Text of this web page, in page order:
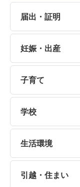
届出・証明
妊娠・出産
子育て
学校
生活環境
引越・住まい